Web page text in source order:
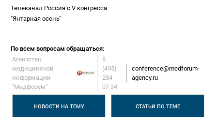
Телеканал Россия с V конгресса
"Янтарная осень"
По всем вопросам обращаться:
Агентство
медицинской
информации
"Медфорум"
8
(495)
234
07 34
conference@medforum-
agency.ru
НОВОСТИ НА ТЕМУ СТАТЬИ ПО ТЕМЕ